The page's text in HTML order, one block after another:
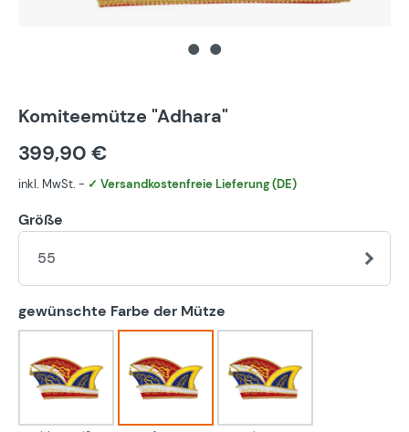
Komiteemütze "Adhara"
399,90 €
inkl. MwSt. - ✓ Versandkostenfreie Lieferung (DE)
Größe
55
gewünschte Farbe der Mütze
blau-weiß bunt eigener Farbwunsch